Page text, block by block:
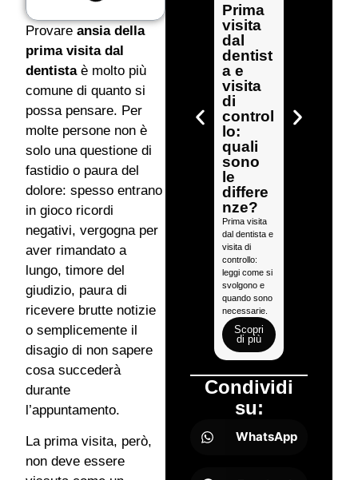
Provare ansia della
prima visita dal
dentistaè molto più
comune di quanto si
possa pensare. Per
molte persone non è
solo una questione di
fastidio o paura del
dolore: spesso entrano
in gioco ricordi
negativi, vergogna per
aver rimandato a
lungo, timore del
giudizio, paura di
ricevere brutte notizie
o semplicemente il
disagio di non sapere
cosa succederà
durante
l’appuntamento.
La prima visita, però,
non deve essere
Prima
visita
dal
dentist
a e
visita
di
control
lo:
quali
sono
le
differe
nze?
Prima visita
dal dentista e
visita di
controllo:
leggi come si
svolgono e
quando sono
necessarie.
Scopri
di più
afia?
Condividi
su:
WhatsApp